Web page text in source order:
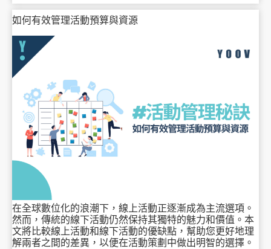
如何有效管理活動預算與資源
在全球數位化的浪潮下，線上活動正逐漸成為主流選項。
然而，傳統的線下活動仍然保持其獨特的魅力和價值。本
文將比較線上活動和線下活動的優缺點，幫助您更好地理
解兩者之間的差異，以便在活動策劃中做出明智的選擇。